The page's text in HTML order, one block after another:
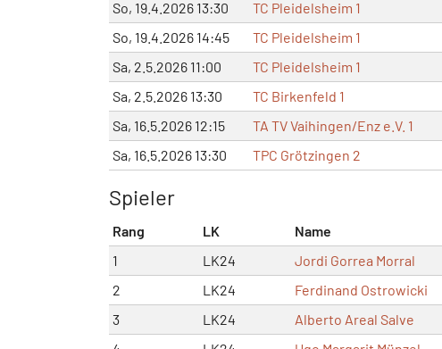
So, 19.4.2026 13:30
TC Pleidelsheim 1
So, 19.4.2026 14:45
TC Pleidelsheim 1
Sa, 2.5.2026 11:00
TC Pleidelsheim 1
Sa, 2.5.2026 13:30
TC Birkenfeld 1
Sa, 16.5.2026 12:15
TA TV Vaihingen/Enz e.V. 1
Sa, 16.5.2026 13:30
TPC Grötzingen 2
Spieler
Rang LK Name
1
LK24 Jordi Gorrea Morral
2
LK24 Ferdinand Ostrowicki
3
LK24 Alberto Areal Salve